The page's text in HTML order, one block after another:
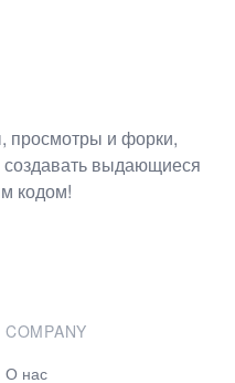
просмотры и форки,
создавать выдающиеся
кодом!
COMPANY
О нас